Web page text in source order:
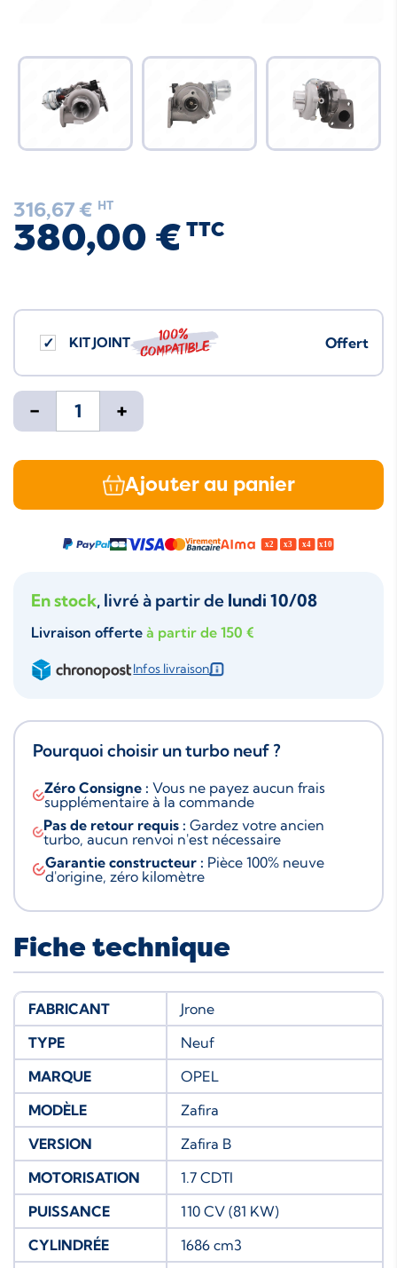
316,67 € HT
380,00 € TTC
KIT JOINT 100%
compatible Offert
- +
Ajouter au panier
En stock, livré à partir de lundi 10/08
Livraison offerte à partir de 150 €
Infos livraison
Pourquoi choisir un turbo neuf ?
Zéro Consigne : Vous ne payez aucun frais
supplémentaire à la commande
Pas de retour requis : Gardez votre ancien
turbo, aucun renvoi n'est nécessaire
Garantie constructeur : Pièce 100% neuve
d'origine, zéro kilomètre
Fiche technique
FABRICANT
Jrone
TYPE
Neuf
MARQUE
OPEL
MODÈLE
Zafira
VERSION
Zafira B
MOTORISATION
1.7 CDTI
PUISSANCE
110 CV (81 KW)
CYLINDRÉE
1686 cm3